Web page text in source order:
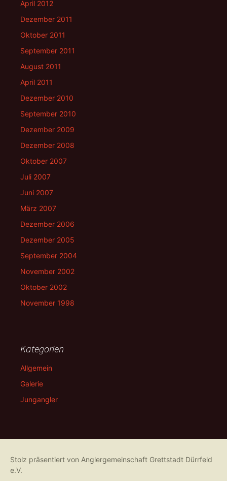
April 2012
Dezember 2011
Oktober 2011
September 2011
August 2011
April 2011
Dezember 2010
September 2010
Dezember 2009
Dezember 2008
Oktober 2007
Juli 2007
Juni 2007
März 2007
Dezember 2006
Dezember 2005
September 2004
November 2002
Oktober 2002
November 1998
Kategorien
Allgemein
Galerie
Jungangler
Stolz präsentiert von Anglergemeinschaft Grettstadt Dürrfeld
e.V.